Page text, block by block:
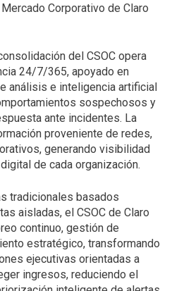
Corporativo de Claro
del CSOC opera
24/7/365, apoyado en
análisis e inteligencia artificial
sospechosos y
ante incidentes. La
proveniente de redes,
generando visibilidad
de cada organización.
tradicionales basados
aisladas, el CSOC de Claro
continuo, gestión de
estratégico, transformando
ejecutivas orientadas a
ingresos, reduciendo el